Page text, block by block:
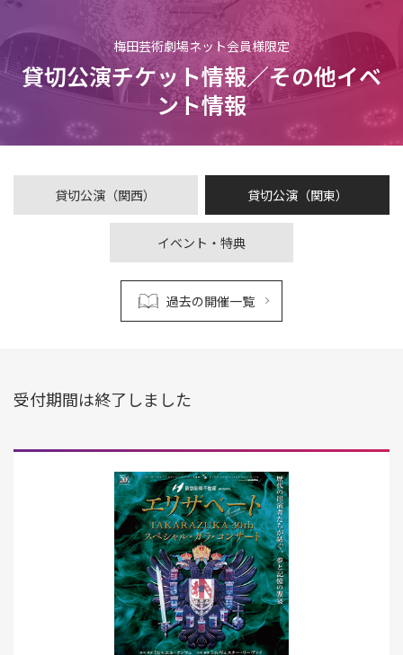
梅田芸術劇場ネット会員様限定
貸切公演チケット情報／その他イベ
ント情報
貸切公演（関西） 貸切公演（関東）
イベント・特典
過去の開催一覧
受付期間は終了しました